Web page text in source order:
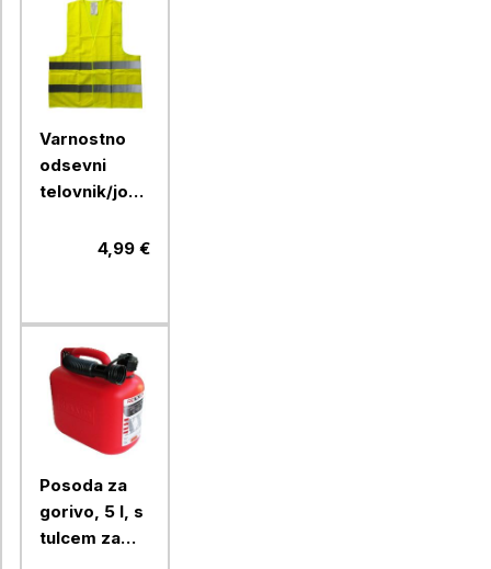
Varnostno
odsevni
telovnik/jopič,
4,99 €
Posoda za
gorivo, 5 l, s
tulcem za